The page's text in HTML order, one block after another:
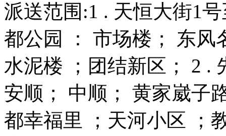
派送范围:1 . 天恒大街1
都公园 ： 市场楼； 东风
水泥楼 ；团结新区； 2 .
安顺； 中顺； 黄家崴子
都幸福里 ；天河小区 ；